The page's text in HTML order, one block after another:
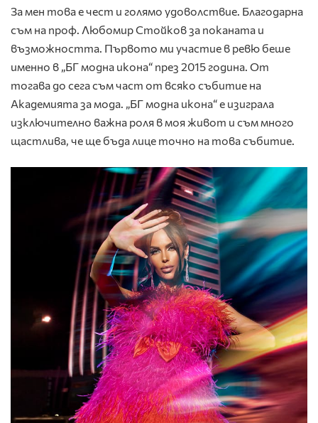
За мен това е чест и голямо удоволствие. Благодарна
съм на проф. Любомир Стойков за поканата и
възможността. Първото ми участие в ревю беше
именно в „БГ модна икона“ през 2015 година. От
тогава до сега съм част от всяко събитие на
Академията за мода. „БГ модна икона“ е изиграла
изключително важна роля в моя живот и съм много
щастлива, че ще бъда лице точно на това събитие.